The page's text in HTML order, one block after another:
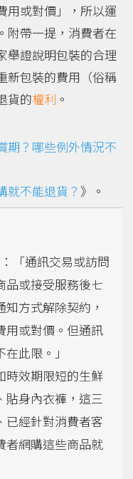
用或對價」，所以運
附帶一提，消費者在
舉證說明包裝的合理
新包裝的費用（俗稱
貨的權利 。
期？哪些例外情況不
就不能退貨？ 》。
「通訊交易或訪問
品或接受服務後七
方式解除契約，
用或對價。但通訊
此限。」
時效期限短的生鮮
貼身內衣褲，這三
已經針對消費者客
者網購這些商品就